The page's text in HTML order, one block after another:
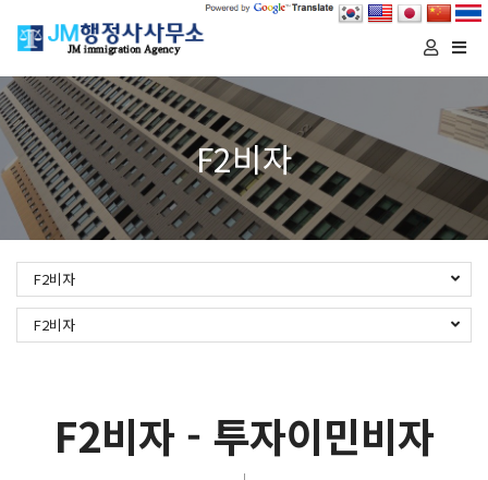
F2비자
F2비자
F2비자
F2비자 - 투자이민비자